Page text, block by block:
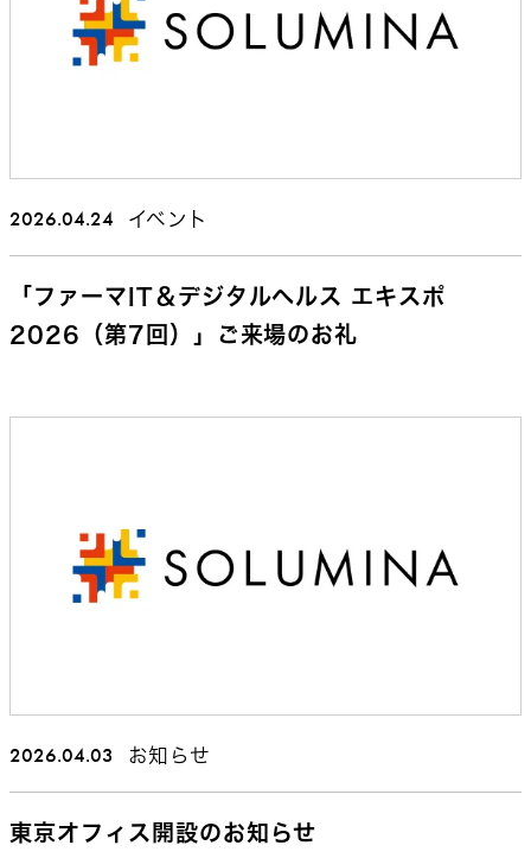
2026.04.24 イベント
「ファーマIT＆デジタルヘルス エキスポ
2026（第7回）」ご来場のお礼
2026.04.03 お知らせ
東京オフィス開設のお知らせ